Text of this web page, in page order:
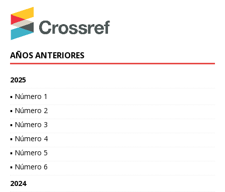
AÑOS ANTERIORES
2025
▪ Número 1
▪ Número 2
▪ Número 3
▪ Número 4
▪ Número 5
▪ Número 6
2024